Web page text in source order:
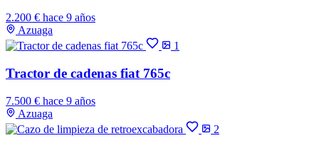
2.200 € hace 9 años
Azuaga
1
Tractor de cadenas fiat 765c
7.500 € hace 9 años
Azuaga
2